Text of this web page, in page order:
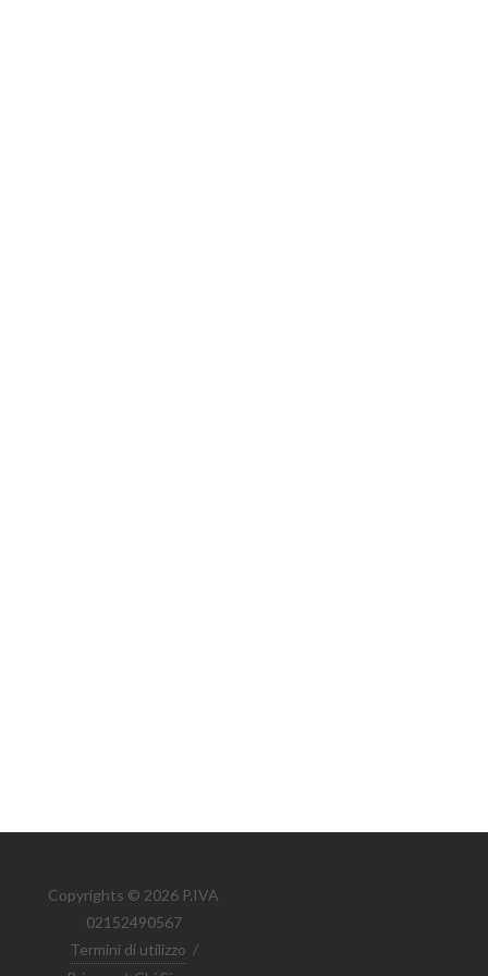
Copyrights © 2026 P.IVA
02152490567
Termini di utilizzo /